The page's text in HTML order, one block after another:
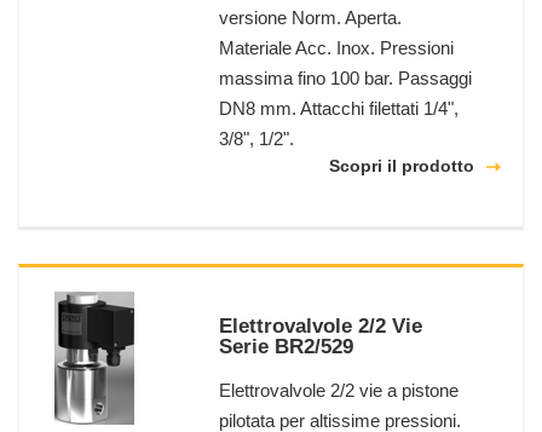
versione Norm. Aperta.
Materiale Acc. Inox. Pressioni
massima fino 100 bar. Passaggi
DN8 mm. Attacchi filettati 1/4",
3/8", 1/2".
Scopri il prodotto
Elettrovalvole 2/2 Vie
Serie BR2/529
Elettrovalvole 2/2 vie a pistone
pilotata per altissime pressioni.